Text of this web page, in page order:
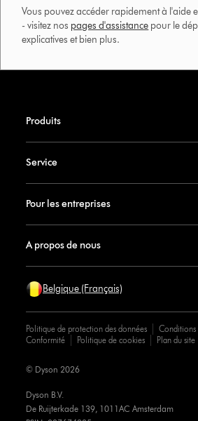
Vous pouvez accéder rapidement à l'aide
- visitez nos pages d'assistance pour le
explicatives et bien plus.​
Produits
Service
Pour les entreprises
A propos de nous
Belgique (Français)
Politique de protection des données
Conditions
Conformité
Politique de cookies Plan du site
Dyson B.V.
De Ruijterkade 139, 1011AC Amsterdam
© Dyson 2026